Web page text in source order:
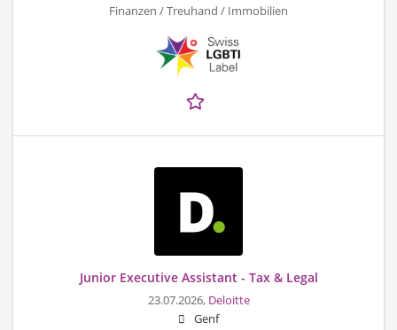
Finanzen / Treuhand / Immobilien
Junior Executive Assistant - Tax & Legal
23.07.2026, Deloitte
Genf